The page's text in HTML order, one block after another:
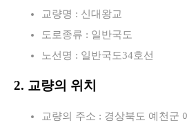
교량명 : 신대왕교
도로종류 : 일반국도
노선명 : 일반국도34호선
2. 교량의 위치
교량의 주소 : 경상북도 예천군